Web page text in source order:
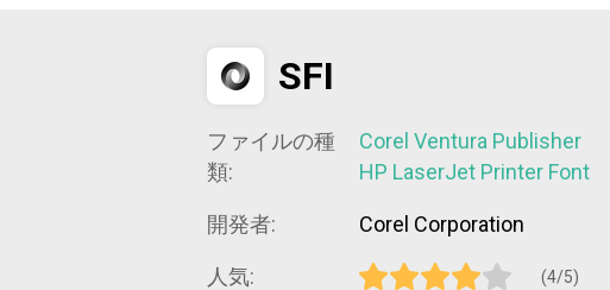
SFI
ファイルの種
類:
Corel Ventura Publisher
HP LaserJet Printer Font
開発者: Corel Corporation
人気: (4/5)